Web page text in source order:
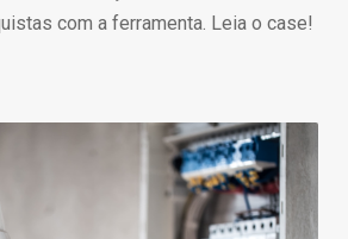
com a ferramenta. Leia o case!